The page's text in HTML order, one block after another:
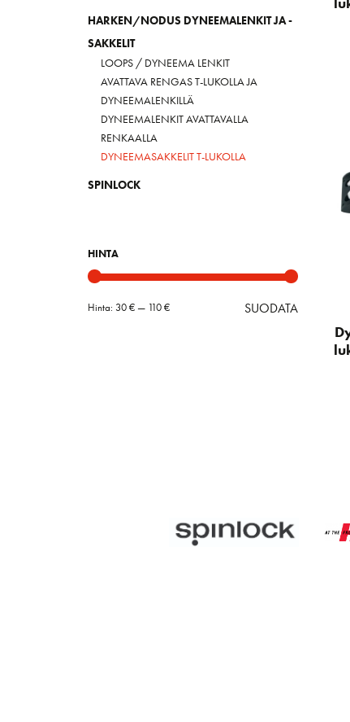
HARKEN/NODUS DYNEEMALENKIT JA -
SAKKELIT
LOOPS / DYNEEMA LENKIT
AVATTAVA RENGAS T-LUKOLLA JA
DYNEEMALENKILLÄ
DYNEEMALENKIT AVATTAVALLA
RENKAALLA
DYNEEMASAKKELIT T-LUKOLLA
SPINLOCK
HINTA
SUODATA
Hinta: 30 €— 110 €